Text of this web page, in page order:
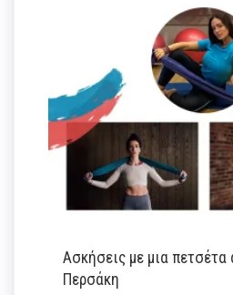
Ασκήσεις με μια
Περσάκη